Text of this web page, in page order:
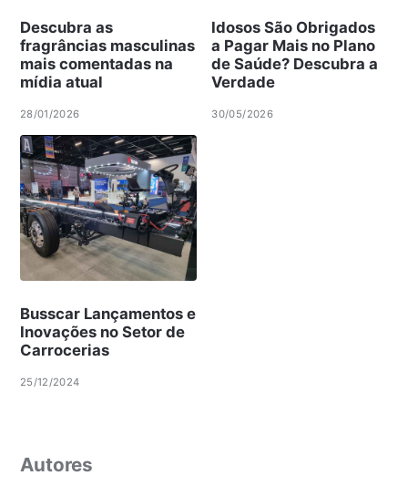
Descubra as
fragrâncias masculinas
mais comentadas na
mídia atual
28/01/2026
Idosos São Obrigados
a Pagar Mais no Plano
de Saúde? Descubra a
Verdade
30/05/2026
Busscar Lançamentos e
Inovações no Setor de
Carrocerias
25/12/2024
Autores